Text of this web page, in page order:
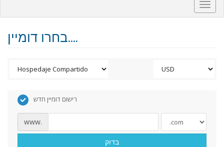
בחרו דומיין....
רישום דומיין חדש
www.
בדוק